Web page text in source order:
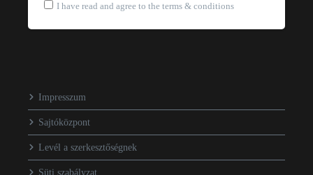
I have read and agree to the terms & conditions
Impresszum
Sajtóközpont
Levél a szerkesztőségnek
Süti szabályzat